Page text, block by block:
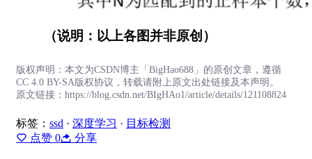
（说明：以上各图并非原创）
版权声明：本文为CSDN博主「BigHao688」的原创文章，遵循
CC 4.0 BY-SA版权协议，转载请附上原文出处链接及本声明。
原文链接：https://blog.csdn.net/BIgHAo1/article/details/121108824
标签： ssd · 深度学习 · 目标检测
点赞 0 分享